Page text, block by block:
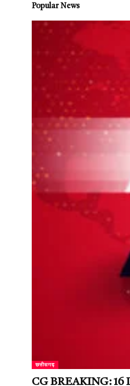
Popular News
छत्तीसगढ़
CG BREAKING: 16